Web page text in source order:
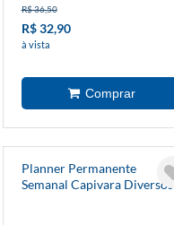
R$ 36,50
R$ 32,90
à vista
Planner Permanente
Semanal Capivara Diversos